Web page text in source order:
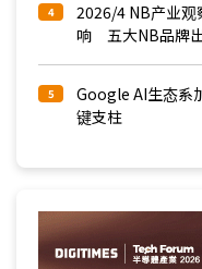
4
2026/4 NB产业观
响 五大NB品牌
5
Google AI生态
键支柱